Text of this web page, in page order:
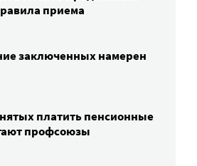
приема
заключенных намерен
платить пенсионные
профсоюзы